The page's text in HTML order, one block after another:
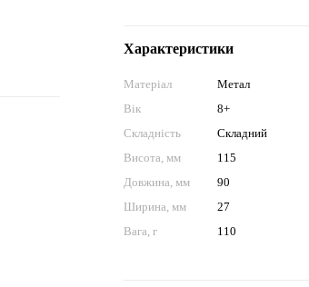
Характеристики
Матеріал
Метал
Вік
8+
Складність
Складний
Висота, мм
115
Довжина, мм
90
Ширина, мм
27
Вага, г
110